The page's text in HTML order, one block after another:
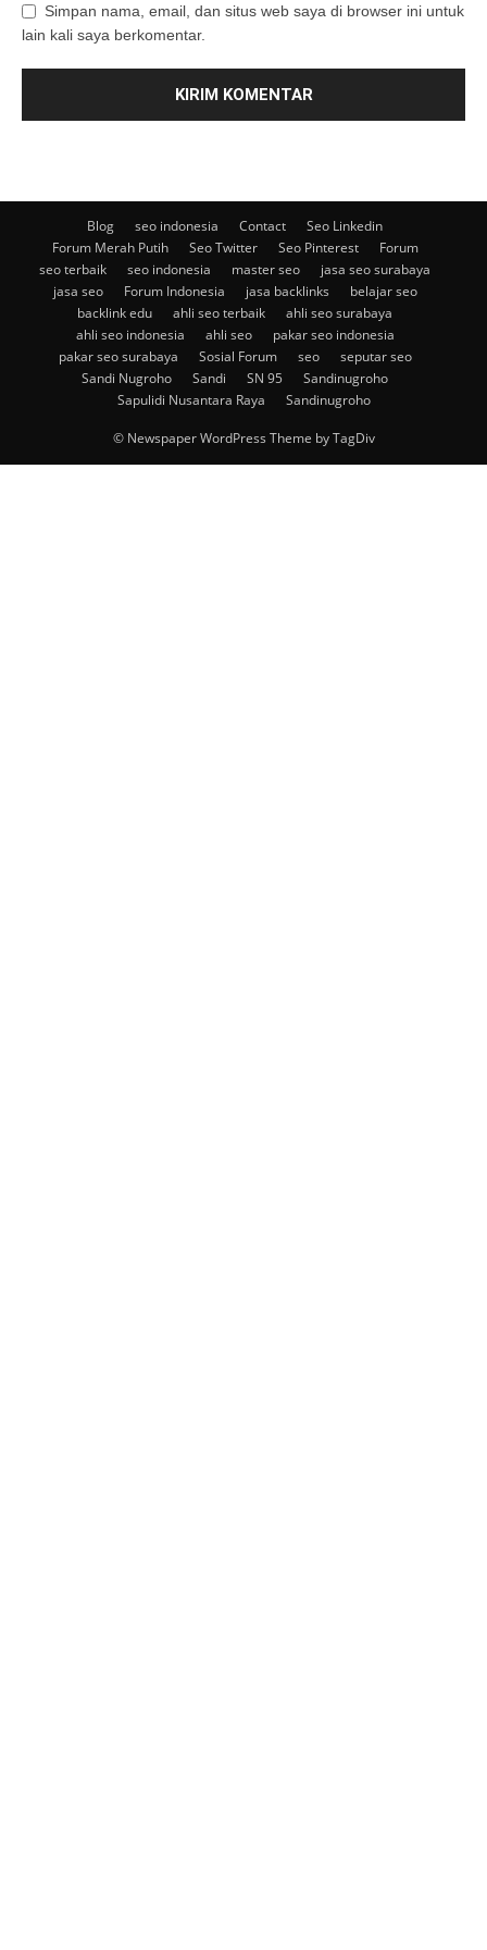
Simpan nama, email, dan situs web saya di browser ini untuk
lain kali saya berkomentar.
Blog seo indonesia Contact
Seo Linkedin
Forum Merah Putih
Seo Twitter Seo Pinterest
Forum
seo terbaik
seo indonesia master seo
jasa seo surabaya
jasa seo
Forum Indonesia jasa backlinks
belajar seo
backlink edu
ahli seo terbaik
ahli seo surabaya
ahli seo indonesia
ahli seo
pakar seo indonesia
pakar seo surabaya
Sosial Forum seo
seputar seo
Sandi Nugroho
Sandi SN 95
Sandinugroho
Sapulidi Nusantara Raya
Sandinugroho
© Newspaper WordPress Theme by TagDiv